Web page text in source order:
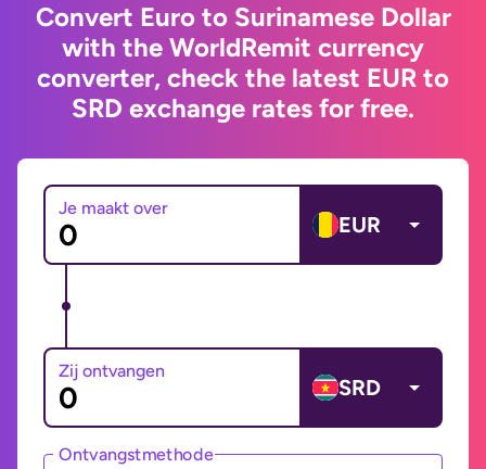
Convert Euro to Surinamese Dollar
with the WorldRemit currency
converter, check the latest EUR to
SRD exchange rates for free.
Je maakt over
EUR
Zij ontvangen
SRD
Ontvangstmethode